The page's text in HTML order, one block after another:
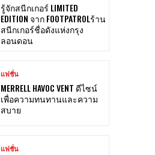
รู้จักสนีกเกอร์ LIMITED
EDITION จาก FOOTPATROLร้าน
สนีกเกอร์ชื่อดังแห่งกรุง
ลอนดอน
แฟชั่น
MERRELL HAVOC VENT ดีไซน์
เพื่อความทนทานและความ
สบาย
แฟชั่น